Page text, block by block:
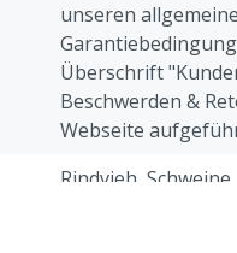
unseren
Überschrift
Beschwerden &
Webseite
Rindvieh,